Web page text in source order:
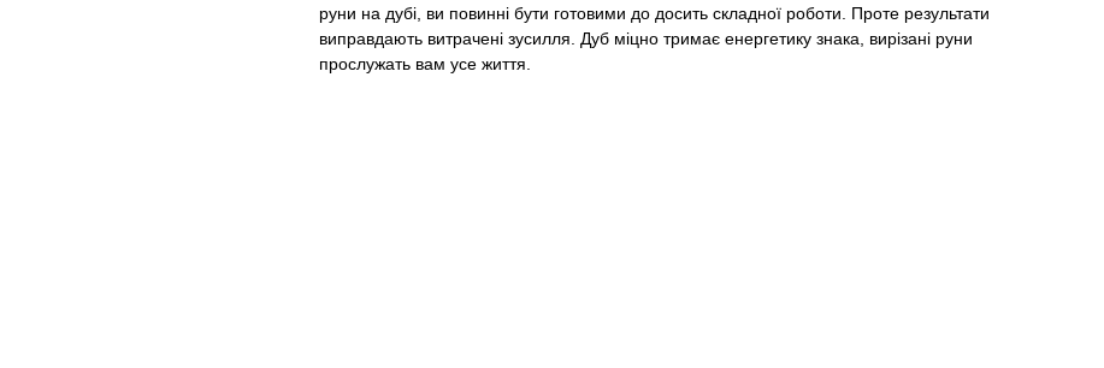
руни на дубі, ви повинні бути готовими до досить складної роботи. Проте результати
виправдають витрачені зусилля. Дуб міцно тримає енергетику знака, вирізані руни
прослужать вам усе життя.